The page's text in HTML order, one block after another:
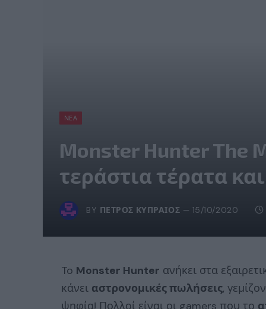
ΝΈΑ
Monster Hunter The
τεράστια τέρατα
BY ΠΈΤΡΟΣ ΚΥΠΡΑΊΟΣ 15/10/2020
To Monster Hunter ανήκει στα
κάνει αστρονομικές πωλήσεις,
ψηφία! Πολλοί είναι οι gamers που το